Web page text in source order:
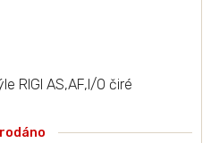
RIGI AS,AF,I/O čiré